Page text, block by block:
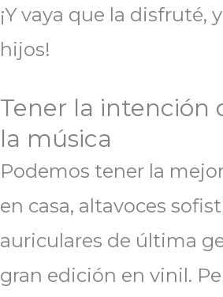
¡Y vaya que la disfruté,
hijos!
Tener la intención
la música
Podemos tener la
en casa, altavoces
auriculares de última
gran edición en vinil.